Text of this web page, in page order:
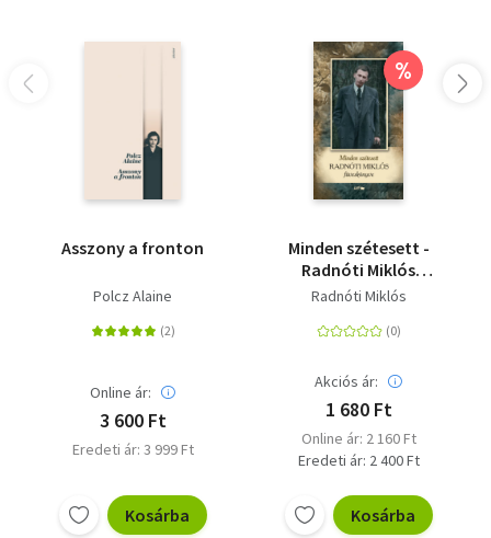
Asszony a fronton
Polcz Alaine
Online ár:
3 600 Ft
Eredeti ár: 3 999 Ft
Kosárba
%
Minden szétesett -
Radnóti Miklós
füveskönyve
Radnóti Miklós
Akciós ár:
1 680 Ft
Online ár: 2 160 Ft
Eredeti ár: 2 400 Ft
Kosárba